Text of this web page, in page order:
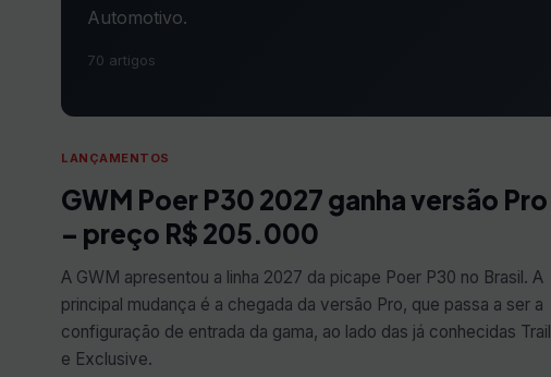
Automotivo.
70 artigos
LANÇAMENTOS
GWM Poer P30 2027 ganha versão Pro
– preço R$ 205.000
A GWM apresentou a linha 2027 da picape Poer P30 no Brasil. A
principal mudança é a chegada da versão Pro, que passa a ser a
configuração de entrada da gama, ao lado das já conhecidas Trail
e Exclusive.